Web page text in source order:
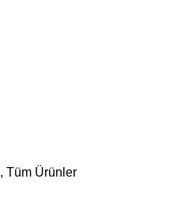
, Tüm Ürünler